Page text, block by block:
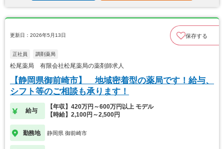
更新日：2026年5月13日 保存する
正社員 調剤薬局
松尾薬局 有限会社松尾薬局の薬剤師求人
【静岡県御前崎市】 地域密着型の薬局です！給与、
シフト等のご相談も承ります！
給与
【年収】420万円～600万円以上 モデル
【時給】2,100円～2,500円
勤務地 静岡県 御前崎市